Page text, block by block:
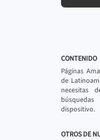
CONTENIDO
Páginas
de
necesitas
dispositivo.
OTROS DE